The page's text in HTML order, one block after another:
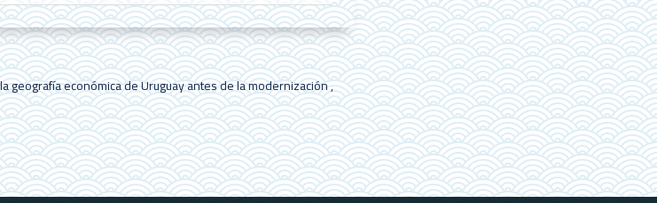
geografía económica de Uruguay antes de la modernización,